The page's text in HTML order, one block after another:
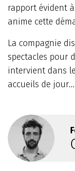
rapport évident
anime cette
La compagnie
spectacles pour
intervient dans
accueils de jour…